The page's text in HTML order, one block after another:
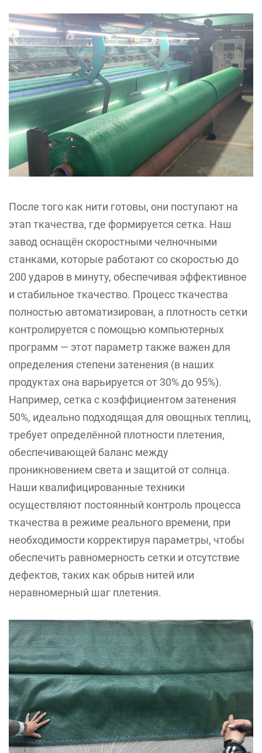
После того как нити готовы, они поступают на
этап ткачества, где формируется сетка. Наш
завод оснащён скоростными челночными
станками, которые работают со скоростью до
200 ударов в минуту, обеспечивая эффективное
и стабильное ткачество. Процесс ткачества
полностью автоматизирован, а плотность сетки
контролируется с помощью компьютерных
программ — этот параметр также важен для
определения степени затенения (в наших
продуктах она варьируется от 30% до 95%).
Например, сетка с коэффициентом затенения
50%, идеально подходящая для овощных теплиц,
требует определённой плотности плетения,
обеспечивающей баланс между
проникновением света и защитой от солнца.
Наши квалифицированные техники
осуществляют постоянный контроль процесса
ткачества в режиме реального времени, при
необходимости корректируя параметры, чтобы
обеспечить равномерность сетки и отсутствие
дефектов, таких как обрыв нитей или
неравномерный шаг плетения.